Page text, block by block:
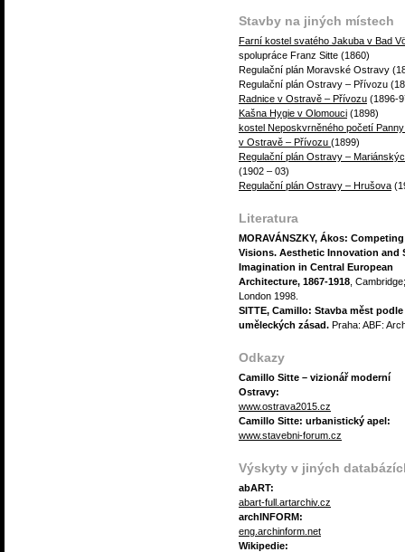
Stavby na jiných místech
Farní kostel svatého Jakuba v Bad
spolupráce Franz Sitte (1860)
Regulační plán Moravské Ostravy
Regulační plán Ostravy – Přívozu
Radnice v Ostravě – Přívozu (1896-
Kašna Hygie v Olomouci (1898)
kostel Neposkvrněného početí
v Ostravě – Přívozu (1899)
Regulační plán Ostravy –
(1902 – 03)
Regulační plán Ostravy – Hrušova
Literatura
MORAVÁNSZKY, Ákos: Competing
Visions. Aesthetic Innovation and
Imagination in Central European
Architecture, 1867-1918 , Cambridge;
London 1998.
SITTE, Camillo: Stavba měst podle
uměleckých zásad. Praha: ABF:
Odkazy
Camillo Sitte – vizionář moderní
Ostravy:
www.ostrava2015.cz
Camillo Sitte: urbanistický apel:
www.stavebni-forum.cz
Výskyty v jiných
abART:
abart-full.artarchiv.cz
archINFORM:
eng.archinform.net
Wikipedie: